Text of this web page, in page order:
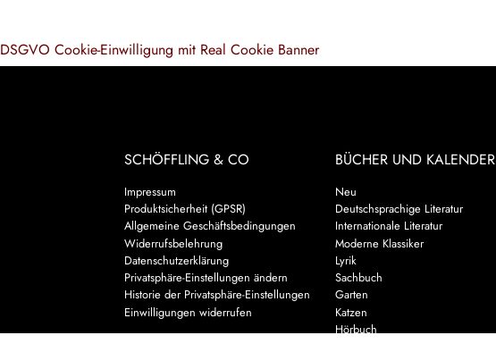
SCHÖFFLING & CO
Impressum
Produktsicherheit (GPSR)
Allgemeine Geschäftsbedingungen
Widerrufsbelehrung
Datenschutzerklärung
Privatsphäre-Einstellungen ändern
Historie der Privatsphäre-Einstellungen
Einwilligungen widerrufen
BÜCHER UND KALENDER
Neu
Deutschsprachige Literatur
Internationale Literatur
Moderne Klassiker
Lyrik
Sachbuch
Garten
Katzen
Hörbuch
DSGVO Cookie-Einwilligung mit Real Cookie Banner